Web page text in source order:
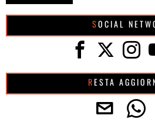
SOCIAL
RESTA